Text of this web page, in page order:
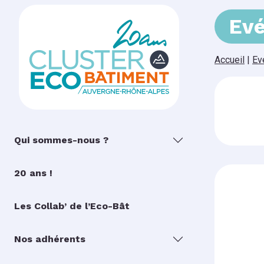
Qui sommes-nous ?
20 ans !
Les Collab’ de l’Eco-Bât
Nos adhérents
Accueil |